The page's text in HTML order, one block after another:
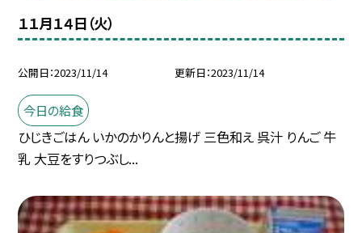
１１月１４日（火）
公開日 2023/11/14 更新日 2023/11/14
今日の給食
ひじきごはん いかのかりんと揚げ 三色和え 呉汁 りんご 牛
乳 大豆をすりつぶし...